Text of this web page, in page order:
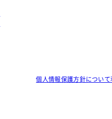
個人情報保護方針について